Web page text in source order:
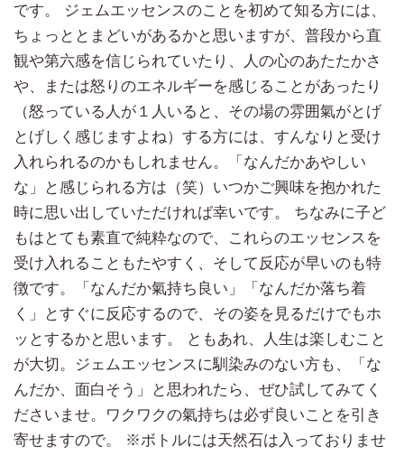
です。 ジェムエッセンスのことを初めて知る方には、
ちょっととまどいがあるかと思いますが、普段から直
観や第六感を信じられていたり、人の心のあたたかさ
や、または怒りのエネルギーを感じることがあったり
（怒っている人が１人いると、その場の雰囲氣がとげ
とげしく感じますよね）する方には、すんなりと受け
入れられるのかもしれません。「なんだかあやしい
な」と感じられる方は（笑）いつかご興味を抱かれた
時に思い出していただければ幸いです。 ちなみに子ど
もはとても素直で純粋なので、これらのエッセンスを
受け入れることもたやすく、そして反応が早いのも特
徴です。「なんだか氣持ち良い」「なんだか落ち着
く」とすぐに反応するので、その姿を見るだけでもホ
ッとするかと思います。 ともあれ、人生は楽しむこと
が大切。ジェムエッセンスに馴染みのない方も、「な
んだか、面白そう」と思われたら、ぜひ試してみてく
ださいませ。ワクワクの氣持ちは必ず良いことを引き
寄せますので。 ※ボトルには天然石は入っておりませ